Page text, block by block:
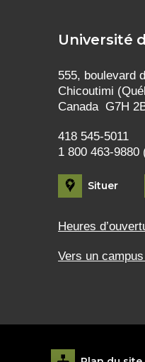
Université
555, boulevard
Chicoutimi
Canada G7H
418 545-5011
1 800 463-9880
Situer
Heures
Vers un